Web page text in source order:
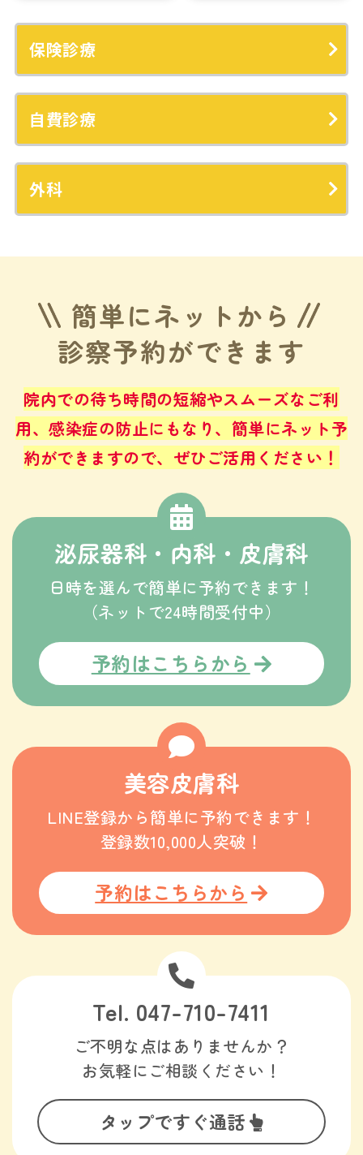
保険診療
自費診療
外科
簡単にネットから
診察予約ができます
院内での待ち時間の短縮やスムーズなご利
用、感染症の防止にもなり、 簡単にネット予
約ができますので、ぜひご活用ください！
Tel. 047-710-7411
ご不明な点はありませんか？
お気軽にご相談ください！
タップですぐ通話
泌尿器科・内科・皮膚科
日時を選んで簡単に予約できます！
（ネットで24時間受付中）
予約はこちらから
美容皮膚科
LINE登録から簡単に予約できます！
登録数10,000人突破！
予約はこちらから